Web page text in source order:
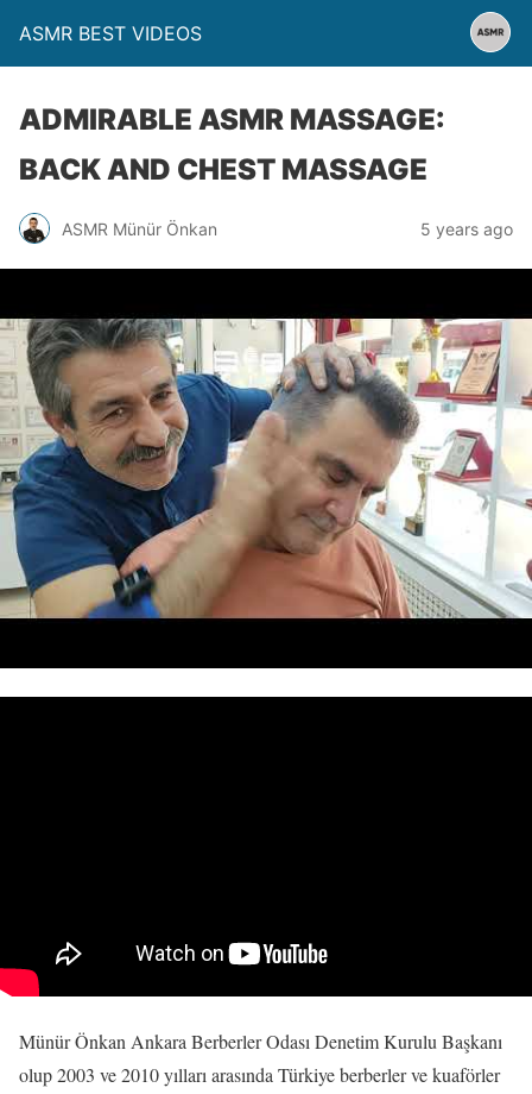
ASMR BEST VIDEOS
ADMIRABLE ASMR MASSAGE:
BACK AND CHEST MASSAGE
ASMR Münür Önkan 5 years ago
Münür Önkan Ankara Berberler Odası Denetim Kurulu Başkanı
olup 2003 ve 2010 yılları arasında Türkiye berberler ve kuaförler